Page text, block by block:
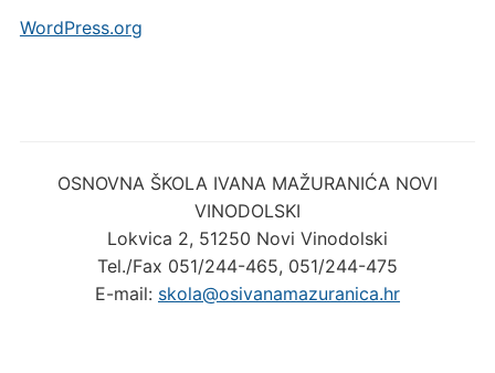
WordPress.org
OSNOVNA ŠKOLA IVANA MAŽURANIĆA NOVI
VINODOLSKI
Lokvica 2, 51250 Novi Vinodolski
Tel./Fax 051/244-465, 051/244-475
E-mail: skola@osivanamazuranica.hr